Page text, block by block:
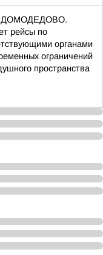
ДОМОДЕДОВО.
рейсы по
органами
ограничений
пространства